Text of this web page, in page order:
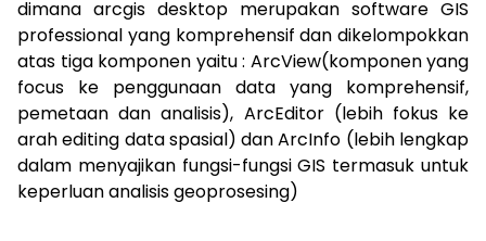
dimana arcgis desktop merupakan software GIS
professional yang komprehensif dan dikelompokkan
atas tiga komponen yaitu : ArcView(komponen yang
focus ke penggunaan data yang komprehensif,
pemetaan dan analisis), ArcEditor (lebih fokus ke
arah editing data spasial) dan ArcInfo (lebih lengkap
dalam menyajikan fungsi-fungsi GIS termasuk untuk
keperluan analisis geoprosesing)